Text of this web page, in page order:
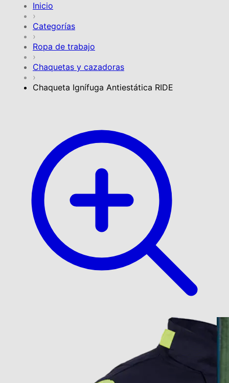
Inicio
›
Categorías
›
Ropa de trabajo
›
Chaquetas y cazadoras
›
Chaqueta Ignífuga Antiestática RIDE